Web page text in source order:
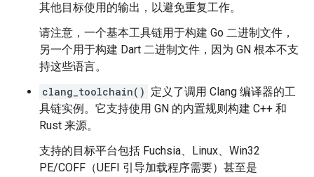
其他目标使用的输出，以避免重复工作。
请注意，一个基本工具链用于构建 Go 二进制文件，
另一个用于构建 Dart 二进制文件，因为 GN 根本不支
持这些语言。
clang_toolchain() 定义了调用 Clang 编译器的工
具链实例。它支持使用 GN 的内置规则构建 C++ 和
Rust 来源。
支持的目标平台包括 Fuchsia、Linux、Win32
PE/COFF（UEFI 引导加载程序需要）甚至是